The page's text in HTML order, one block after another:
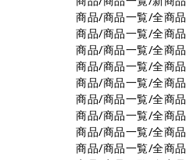
商品/商品一覧/全商品
商品/商品一覧/全商品
商品/商品一覧/全商品
商品/商品一覧/全商品
商品/商品一覧/全商品
商品/商品一覧/全商品
商品/商品一覧/全商品
商品/商品一覧/全商品
商品/商品一覧/全商品